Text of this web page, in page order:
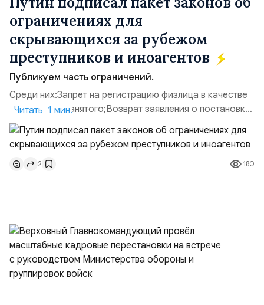
ограничениях для
скрывающихся за рубежом
преступников и иноагентов
Публикуем часть ограничений.
Среди них:Запрет на регистрацию физлица в качестве
ИП или самозанятого;Возврат заявления о постановке
недвижимости на кадастровый учет;Ограничение
водительских прав;Запрет регистрации транспортных
средств и на заключение сделок по
доверенности;Отказ в заключении кредитного
договора, предоставлении государственных и
Читать 1 мин.
2 180